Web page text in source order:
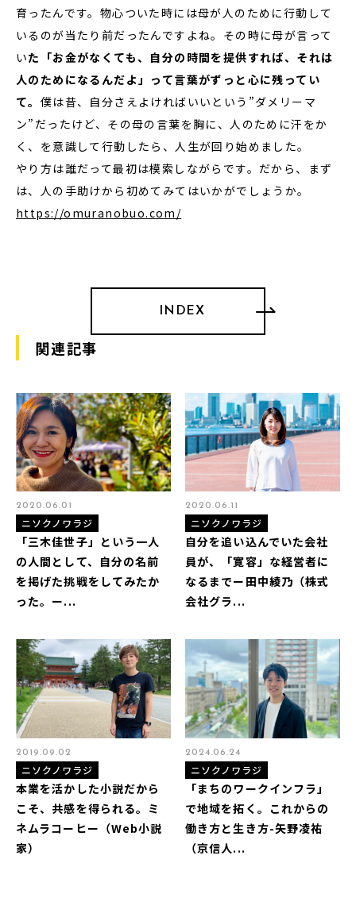
育ったんです。物心ついた時には母が人のために行動して
いるのが当たり前だったんですよね。その時に母が言って
いた「お金がなくても、自分の時間を提供すれば、それは
人のためになるんだよ」って言葉がずっと心に残ってい
て。 僕は昔、自分さえよければいいという”ダメリーマ
ン”だったけど、その母の言葉を胸に、人のために汗をか
く、を意識して行動したら、人生が回り始めました。
やり方は誰だって最初は模索しながらです。だから、まず
は、人の手助けから初めてみてはいかがでしょうか。
https://omuranobuo.com/
INDEX
関連記事
「三木佳世子」という一人
の人間として、自分の名前
を掲げた挑戦をしてみたか
った。ー...
2020.06.01
ニソクノワラジ
自分を追い込んでいた会社
員が、「寛容」な経営者に
なるまでー田中綾乃（株式
会社グラ...
2020.06.11
ニソクノワラジ
本業を活かした小説だから
こそ、共感を得られる。ミ
ネムラコーヒー（Web小説
家）
2019.09.02
ニソクノワラジ
「まちのワークインフラ」
で地域を拓く。これからの
働き方と生き方-矢野凌祐
（京信人...
2024.06.24
ニソクノワラジ